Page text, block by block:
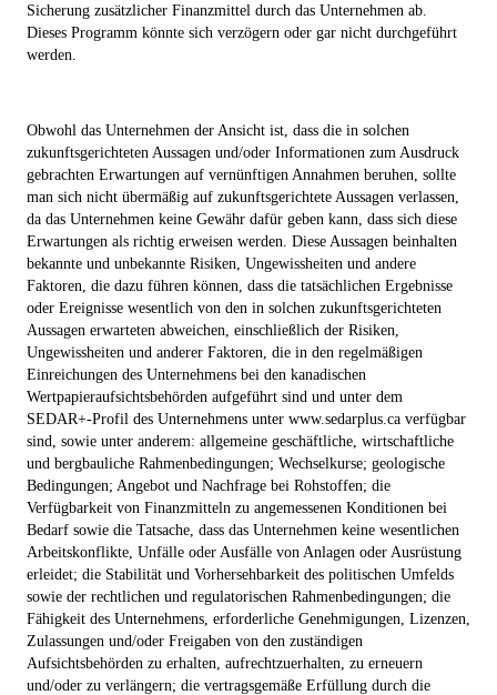
Sicherung zusätzlicher Finanzmittel durch das Unternehmen ab.
Dieses Programm könnte sich verzögern oder gar nicht durchgeführt
werden.
Obwohl das Unternehmen der Ansicht ist, dass die in solchen
zukunftsgerichteten Aussagen und/oder Informationen zum Ausdruck
gebrachten Erwartungen auf vernünftigen Annahmen beruhen, sollte
man sich nicht übermäßig auf zukunftsgerichtete Aussagen verlassen,
da das Unternehmen keine Gewähr dafür geben kann, dass sich diese
Erwartungen als richtig erweisen werden. Diese Aussagen beinhalten
bekannte und unbekannte Risiken, Ungewissheiten und andere
Faktoren, die dazu führen können, dass die tatsächlichen Ergebnisse
oder Ereignisse wesentlich von den in solchen zukunftsgerichteten
Aussagen erwarteten abweichen, einschließlich der Risiken,
Ungewissheiten und anderer Faktoren, die in den regelmäßigen
Einreichungen des Unternehmens bei den kanadischen
Wertpapieraufsichtsbehörden aufgeführt sind und unter dem
SEDAR+-Profil des Unternehmens unter www.sedarplus.ca verfügbar
sind, sowie unter anderem: allgemeine geschäftliche, wirtschaftliche
und bergbauliche Rahmenbedingungen; Wechselkurse; geologische
Bedingungen; Angebot und Nachfrage bei Rohstoffen; die
Verfügbarkeit von Finanzmitteln zu angemessenen Konditionen bei
Bedarf sowie die Tatsache, dass das Unternehmen keine wesentlichen
Arbeitskonflikte, Unfälle oder Ausfälle von Anlagen oder Ausrüstung
erleidet; die Stabilität und Vorhersehbarkeit des politischen Umfelds
sowie der rechtlichen und regulatorischen Rahmenbedingungen; die
Fähigkeit des Unternehmens, erforderliche Genehmigungen, Lizenzen,
Zulassungen und/oder Freigaben von den zuständigen
Aufsichtsbehörden zu erhalten, aufrechtzuerhalten, zu erneuern
und/oder zu verlängern; die vertragsgemäße Erfüllung durch die